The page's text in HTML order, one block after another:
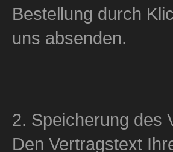
Bestellung durch
uns absenden.
2. Speicherung des
Den Vertragstext